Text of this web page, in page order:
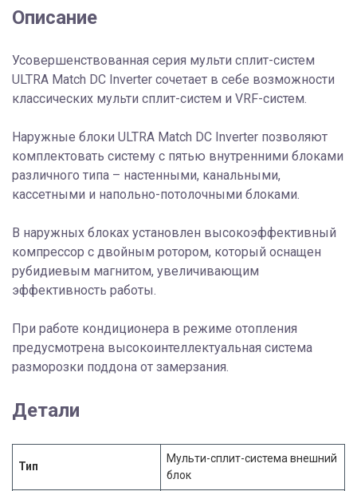
Описание
Усовершенствованная серия мульти сплит-систем
ULTRA Match DC Inverter сочетает в себе возможности
классических мульти сплит-систем и VRF-систем.
Наружные блоки ULTRA Match DC Inverter позволяют
комплектовать систему с пятью внутренними блоками
различного типа – настенными, канальными,
кассетными и напольно-потолочными блоками.
В наружных блоках установлен высокоэффективный
компрессор с двойным ротором, который оснащен
рубидиевым магнитом, увеличивающим
эффективность работы.
При работе кондиционера в режиме отопления
предусмотрена высокоинтеллектуальная система
разморозки поддона от замерзания.
Детали
Тип
Мульти-сплит-система внешний
блок